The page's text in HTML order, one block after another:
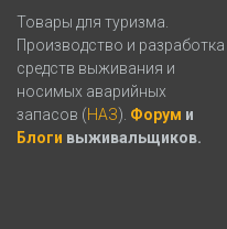
Товары для туризма.
Производство и разработка
средств выживания и
носимых аварийных
запасов (НАЗ). Форум и
Блоги выживальщиков.